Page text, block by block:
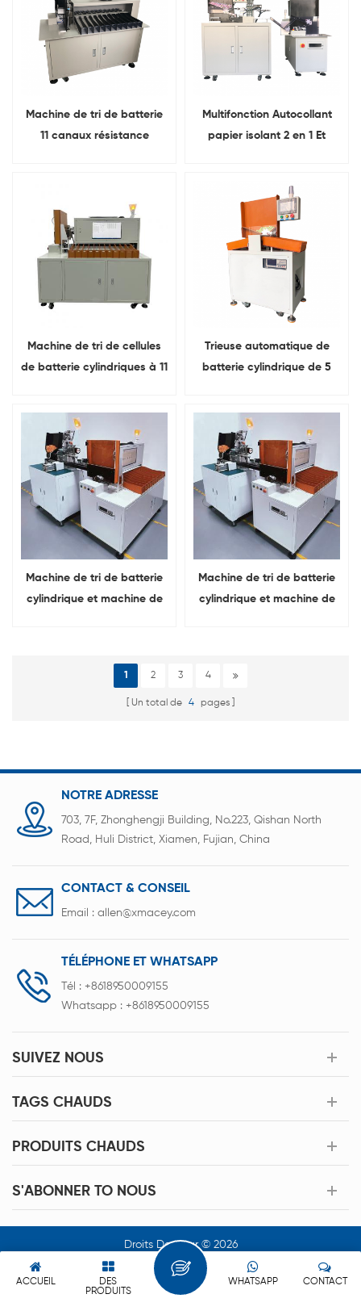
Machine de tri de batterie
11 canaux résistance
Multifonction Autocollant
papier isolant 2 en 1 Et
Machine de tri de cellules
de batterie cylindriques à 11
Trieuse automatique de
batterie cylindrique de 5
Machine de tri de batterie
cylindrique et machine de
Machine de tri de batterie
cylindrique et machine de
1 2 3 4
Un total de 4 pages
NOTRE ADRESSE
703, 7F, Zhonghengji Building, No.223, Qishan North
Road, Huli District, Xiamen, Fujian, China
CONTACT & CONSEIL
Email : allen@xmacey.com
TÉLÉPHONE ET WHATSAPP
Tél : +8618950009155
Whatsapp : +8618950009155
SUIVEZ NOUS
TAGS CHAUDS
PRODUITS CHAUDS
S'ABONNER TO NOUS
Droits Dauteur © 2026
Xiamen Acey New Energy Technology Co.,Ltd. Tous Les Droits
Sont Réservés.
ACCUEIL
DES
PRODUITS
CONTACT
WHATSAPP